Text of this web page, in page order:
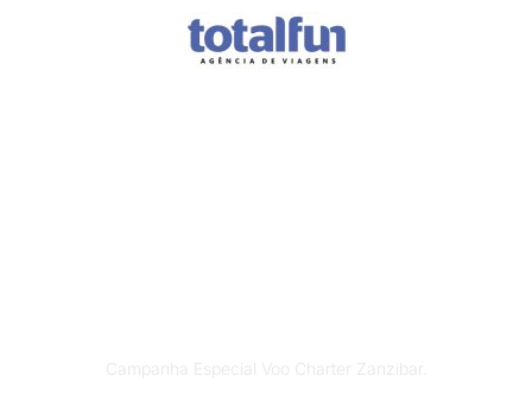
Campanha Especial Voo Charter Zanzibar.